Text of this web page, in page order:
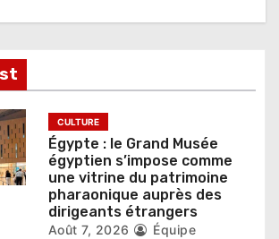
CULTURE
Égypte : le Grand Musée
égyptien s’impose comme
une vitrine du patrimoine
pharaonique auprès des
dirigeants étrangers
Août 7, 2026
Équipe